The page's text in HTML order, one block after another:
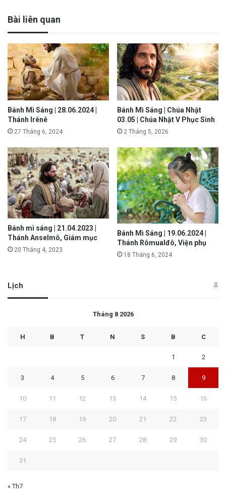
Bài liên quan
Bánh Mì Sáng | 28.06.2024 |
Thánh Irênê
27 Tháng 6, 2024
Bánh Mì Sáng | Chúa Nhật
03.05 | Chúa Nhật V Phục Sinh
2 Tháng 5, 2026
Bánh mì sáng | 21.04.2023 |
Thánh Anselmô, Giám mục
20 Tháng 4, 2023
Bánh Mì Sáng | 19.06.2024 |
Thánh Rômualđô, Viện phụ
18 Tháng 6, 2024
Lịch
Tháng 8 2026
H B T N S B C
1 2
3 4 5 6 7 8 9
10 11 12 13 14 15 16
17 18 19 20 21 22 23
24 25 26 27 28 29 30
31
« Th7